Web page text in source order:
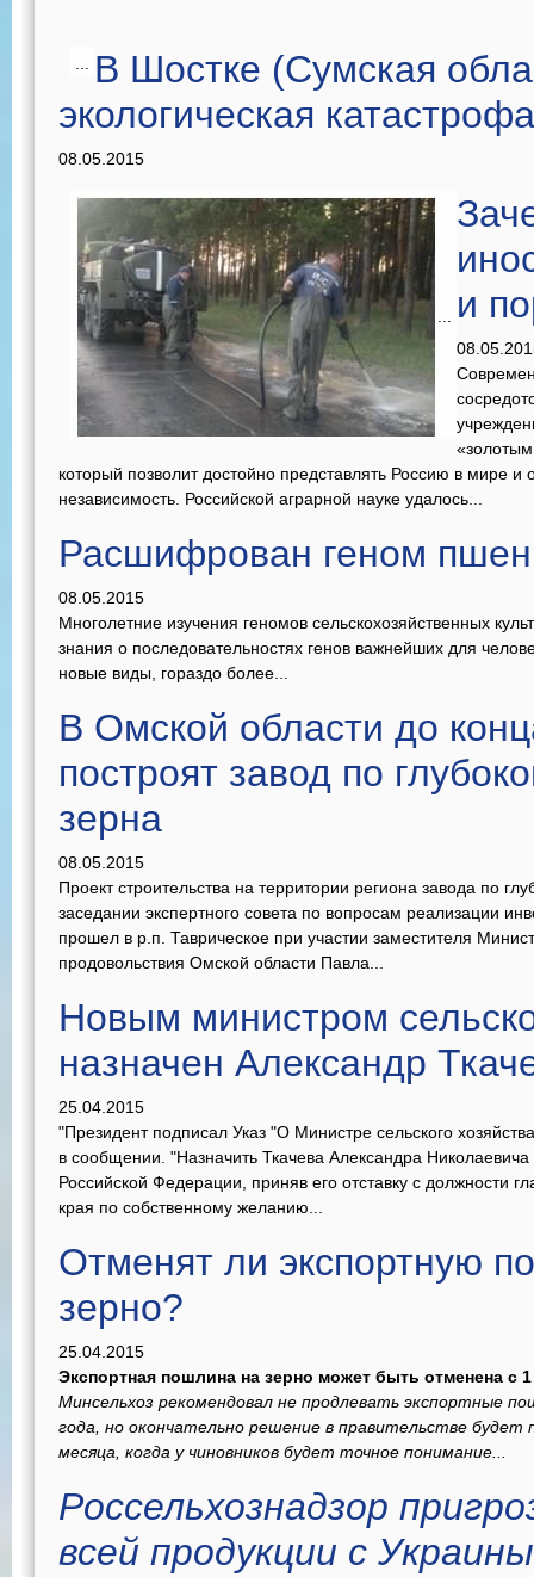
В Шостке (Сумская
экологическая катастрофа
08.05.2015
и
который позволит достойно представлять Россию в мире и
независимость. Российской аграрной науке удалось...
Расшифрован геном
08.05.2015
Многолетние изучения геномов сельскохозяйственных
знания о последовательностях генов важнейших для
новые виды, гораздо более...
В Омской области до
построят завод по
зерна
08.05.2015
Проект строительства на территории региона завода по
заседании экспертного совета по вопросам реализации
прошел в р.п. Таврическое при участии заместителя
продовольствия Омской области Павла...
Новым министром
назначен Александр
25.04.2015
"Президент подписал Указ "О Министре сельского
в сообщении. "Назначить Ткачева Александра Николаевича
Российской Федерации, приняв его отставку с должности
края по собственному желанию...
Отменят ли экспортную
зерно?
25.04.2015
Экспортная пошлина на зерно может быть отменена с
Минсельхоз рекомендовал не продлевать экспортные
года, но окончательно решение в правительстве
месяца, когда у чиновников будет точное понимание...
Россельхознадзор
всей продукции с Украины